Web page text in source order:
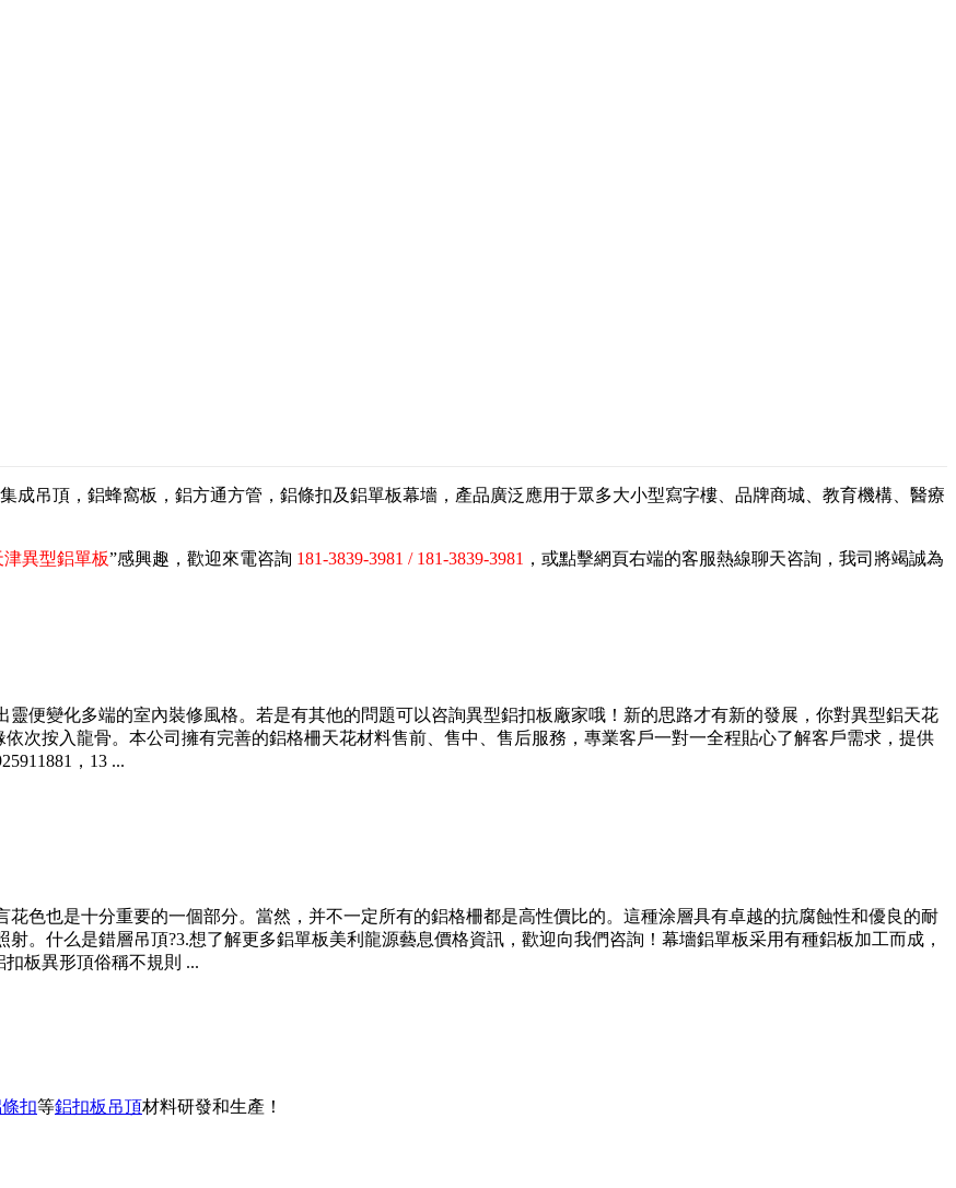
成吊頂，鋁蜂窩板，鋁方通方管，鋁條扣及鋁單板幕墻，產品廣泛應用于眾多大小型寫字樓、品牌商城、教育機構、醫療
津異型鋁單板”感興趣，歡迎來電咨詢 181-3839-3981 / 181-3839-3981 ，或點擊網頁右端的客服熱線聊天咨詢，我司將竭誠為
便變化多端的室內裝修風格。若是有其他的問題可以咨詢異型鋁扣板廠家哦！新的思路才有新的發展，你對異型鋁天花
次按入龍骨。本公司擁有完善的鋁格柵天花材料售前、售中、售后服務，專業客戶一對一全程貼心了解客戶需求，提供
，13 ...
色也是十分重要的一個部分。當然，并不一定所有的鋁格柵都是高性價比的。這種涂層具有卓越的抗腐蝕性和優良的耐
。什么是錯層吊頂?3.想了解更多鋁單板美利龍源藝息價格資訊，歡迎向我們咨詢！幕墻鋁單板采用有種鋁板加工而成，
板異形頂俗稱不規則 ...
扣等鋁扣板吊頂材料研發和生產！